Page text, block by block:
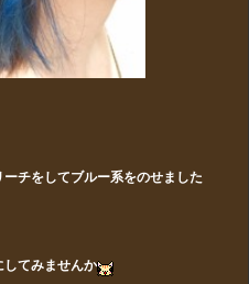
チをしてブルー系をのせました
してみませんか